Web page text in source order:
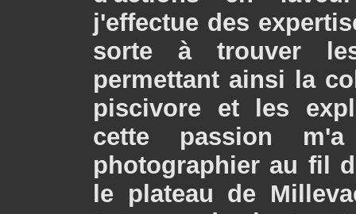
j'effectue des
sorte à trouver
permettant ainsi la
piscivore et les
cette passion
photographier au fil
le plateau de